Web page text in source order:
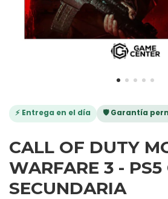
⚡ Entrega en el día 🛡️ Garantía
CALL OF DUTY
WARFARE 3 - PS5
SECUNDARIA